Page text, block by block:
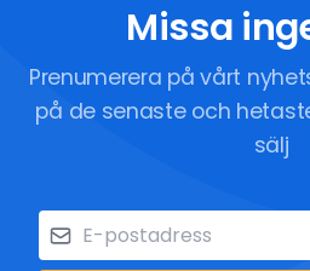
Missa
Prenumerera på vårt
på de senaste och
sälj